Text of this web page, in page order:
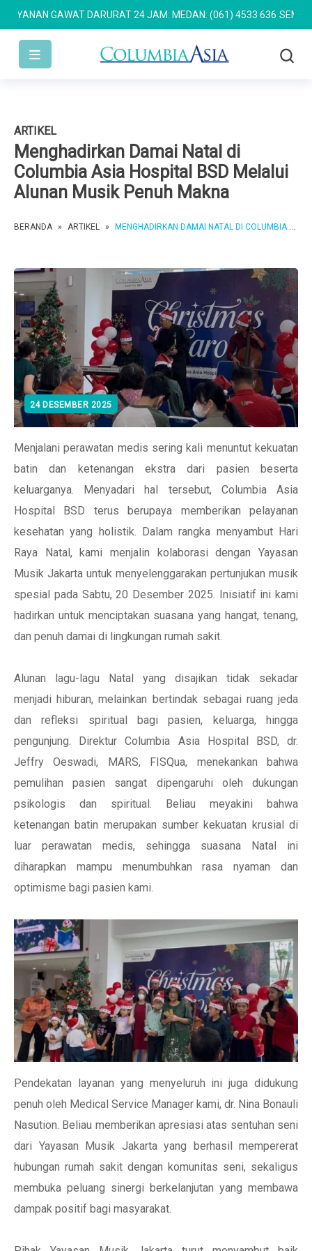
GAWAT DARURAT 24 JAM: MEDAN: (061) 4533 636
ARTIKEL
Menghadirkan Damai Natal di
Columbia Asia Hospital BSD Melalui
Alunan Musik Penuh Makna
BERANDA » ARTIKEL » MENGHADIRKAN DAMAI NATAL DI COLUMBIA ASIA HOSPITAL BSD MELALUI ALUNAN MUSIK PENUH MAKNA
24 DESEMBER 2025
Menjalani perawatan medis sering kali menuntut kekuatan
batin dan ketenangan ekstra dari pasien beserta
keluarganya. Menyadari hal tersebut, Columbia Asia
Hospital BSD terus berupaya memberikan pelayanan
kesehatan yang holistik. Dalam rangka menyambut Hari
Raya Natal, kami menjalin kolaborasi dengan Yayasan
Musik Jakarta untuk menyelenggarakan pertunjukan musik
spesial pada Sabtu, 20 Desember 2025. Inisiatif ini kami
hadirkan untuk menciptakan suasana yang hangat, tenang,
dan penuh damai di lingkungan rumah sakit.
Alunan lagu-lagu Natal yang disajikan tidak sekadar
menjadi hiburan, melainkan bertindak sebagai ruang jeda
dan refleksi spiritual bagi pasien, keluarga, hingga
pengunjung. Direktur Columbia Asia Hospital BSD, dr.
Jeffry Oeswadi, MARS, FISQua, menekankan bahwa
pemulihan pasien sangat dipengaruhi oleh dukungan
psikologis dan spiritual. Beliau meyakini bahwa
ketenangan batin merupakan sumber kekuatan krusial di
luar perawatan medis, sehingga suasana Natal ini
diharapkan mampu menumbuhkan rasa nyaman dan
optimisme bagi pasien kami.
Pendekatan layanan yang menyeluruh ini juga didukung
penuh oleh Medical Service Manager kami, dr. Nina Bonauli
Nasution. Beliau memberikan apresiasi atas sentuhan seni
dari Yayasan Musik Jakarta yang berhasil mempererat
hubungan rumah sakit dengan komunitas seni, sekaligus
membuka peluang sinergi berkelanjutan yang membawa
dampak positif bagi masyarakat.